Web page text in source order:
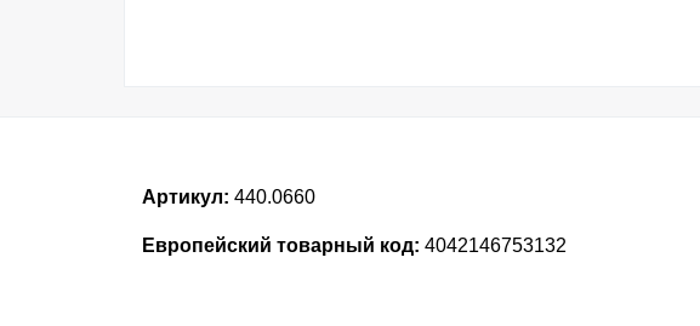
Артикул: 440.0660
Европейский товарный код: 4042146753132